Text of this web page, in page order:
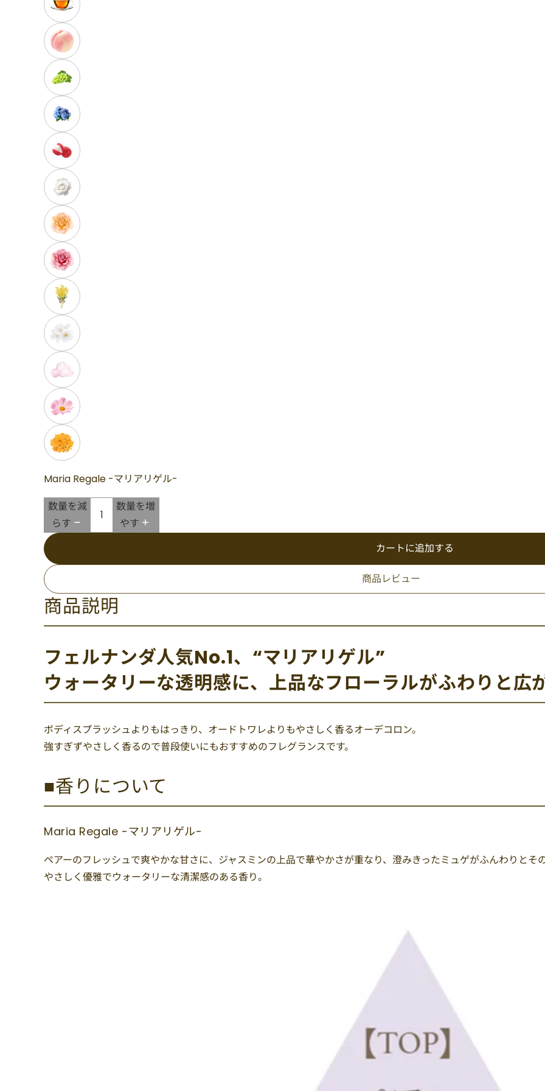
Maria Regale -マリアリゲル-
数量を減
らす
数量を増
やす
カートに追加する
商品レビュー
商品説明
フェルナンダ人気No.1、“マリアリゲル”
ウォータリーな透明感に、上品なフローラルがふわりと広
ボディスプラッシュよりもはっきり、オードトワレよりもやさしく香るオーデコロン。
強すぎずやさしく香るので普段使いにもおすすめのフレグランスです。
■香りについて
Maria Regale -マリアリゲル-
ペアーのフレッシュで爽やかな甘さに、ジャスミンの上品で華やかさが重なり、澄みきったミュゲがふんわりとそ
やさしく優雅でウォータリーな清潔感のある香り。